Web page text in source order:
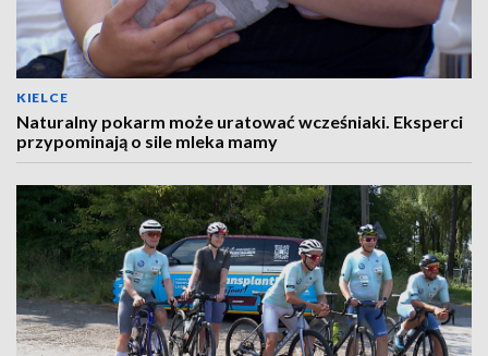
KIELCE
Naturalny pokarm może uratować wcześniaki. Eksperci
przypominają o sile mleka mamy